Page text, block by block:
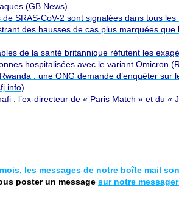
(GB News)
de SRAS-CoV-2 sont signalées dans tous
des hausses de cas plus marquées
de la santé britannique réfutent les
hospitalisées avec le variant Omicron
: une ONG demande d’enquêter sur
: l’ex-directeur de « Paris Match » et du «
les messages de notre boîte mail
poster un message sur notre